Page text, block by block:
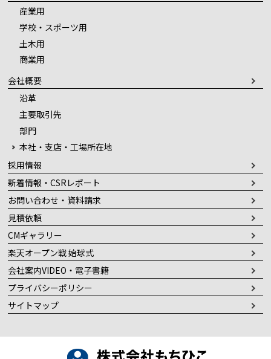
産業用
学校・スポーツ用
土木用
商業用
会社概要
沿革
主要取引先
部門
本社・支店・工場所在地
採用情報
新着情報・CSRレポート
お問い合わせ・資料請求
見積依頼
CMギャラリー
楽天オープン戦 始球式
会社案内VIDEO・電子書籍
プライバシーポリシー
サイトマップ